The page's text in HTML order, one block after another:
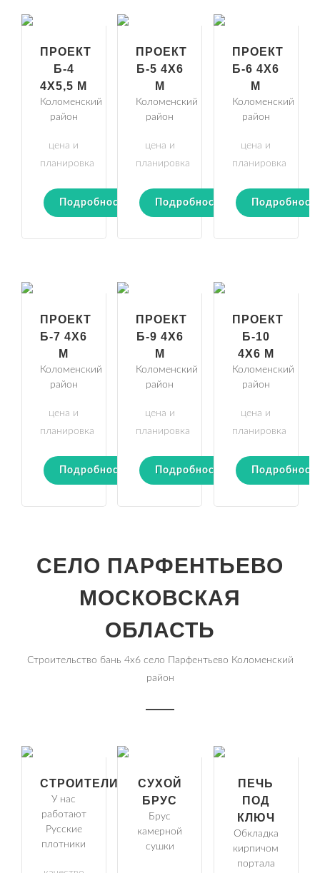
ПРОЕКТ
Б-4
4Х5,5 М
Коломенский
район
цена и
планировка
Подробности
ПРОЕКТ
Б-5 4Х6
М
Коломенский
район
цена и
планировка
Подробности
ПРОЕКТ
Б-6 4Х6
М
Коломенский
район
цена и
планировка
ПРОЕКТ
Б-7 4Х6
М
Коломенский
район
цена и
планировка
Подробности
ПРОЕКТ
Б-9 4Х6
М
Коломенский
район
цена и
планировка
Подробности
ПРОЕКТ
Б-10
4Х6 М
Коломенский
район
цена и
планировка
СЕЛО ПАРФЕНТЬЕВО
МОСКОВСКАЯ
ОБЛАСТЬ
Строительство бань 4х6 село Парфентьево Коломенский
район
СТРОИТЕЛИ
У нас
работают
Русские
плотники
СУХОЙ
БРУС
Брус
камерной
сушки
ПЕЧЬ
ПОД
КЛЮЧ
Обкладка
кирпичом
портала